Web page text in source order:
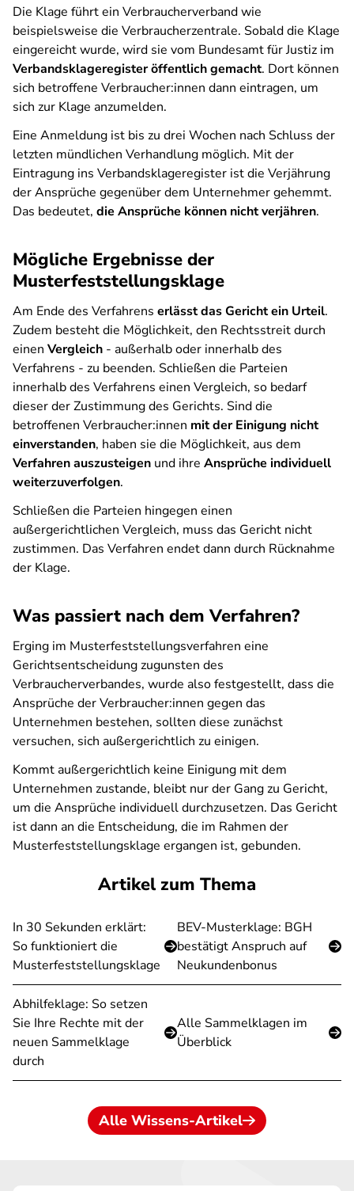
Die Klage führt ein Verbraucherverband wie
beispielsweise die Verbraucherzentrale. Sobald die Klage
eingereicht wurde, wird sie vom Bundesamt für Justiz im
Verbandsklageregister öffentlich gemacht. Dort können
sich betroffene Verbraucher:innen dann eintragen, um
sich zur Klage anzumelden.
Eine Anmeldung ist bis zu drei Wochen nach Schluss der
letzten mündlichen Verhandlung möglich. Mit der
Eintragung ins Verbandsklageregister ist die Verjährung
der Ansprüche gegenüber dem Unternehmer gehemmt.
Das bedeutet, die Ansprüche können nicht verjähren.
Mögliche Ergebnisse der
Musterfeststellungsklage
Am Ende des Verfahrens erlässt das Gericht ein Urteil.
Zudem besteht die Möglichkeit, den Rechtsstreit durch
einen Vergleich - außerhalb oder innerhalb des
Verfahrens - zu beenden. Schließen die Parteien
innerhalb des Verfahrens einen Vergleich, so bedarf
dieser der Zustimmung des Gerichts. Sind die
betroffenen Verbraucher:innen mit der Einigung nicht
einverstanden, haben sie die Möglichkeit, aus dem
Verfahren auszusteigen und ihre Ansprüche individuell
weiterzuverfolgen.
Schließen die Parteien hingegen einen
außergerichtlichen Vergleich, muss das Gericht nicht
zustimmen. Das Verfahren endet dann durch Rücknahme
der Klage.
Was passiert nach dem Verfahren?
Erging im Musterfeststellungsverfahren eine
Gerichtsentscheidung zugunsten des
Verbraucherverbandes, wurde also festgestellt, dass die
Ansprüche der Verbraucher:innen gegen das
Unternehmen bestehen, sollten diese zunächst
versuchen, sich außergerichtlich zu einigen.
Kommt außergerichtlich keine Einigung mit dem
Unternehmen zustande, bleibt nur der Gang zu Gericht,
um die Ansprüche individuell durchzusetzen. Das Gericht
ist dann an die Entscheidung, die im Rahmen der
Musterfeststellungsklage ergangen ist, gebunden.
Artikel zum Thema
In 30 Sekunden erklärt:
So funktioniert die
Musterfeststellungsklage
BEV-Musterklage: BGH
bestätigt Anspruch auf
Neukundenbonus
Abhilfeklage: So setzen
Sie Ihre Rechte mit der
neuen Sammelklage
durch
Alle Sammelklagen im
Überblick
Alle Wissens-Artikel